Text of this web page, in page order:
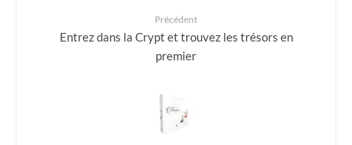
Précédent
Entrez dans la Crypt et trouvez les trésors en
premier